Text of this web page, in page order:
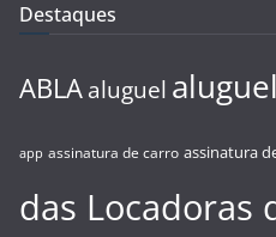
Destaques
ABLA aluguel
app assinatura de carro assinatura
das Locadoras